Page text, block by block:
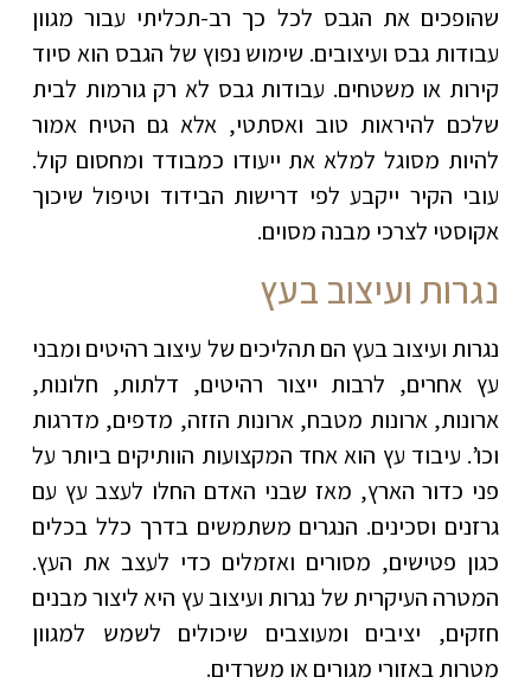
שהופכים את הגבס לכל כך רב-תכליתי עבור מגוון
עבודות גבס ועיצובים. שימוש נפוץ של הגבס הוא סיוד
קירות או משטחים. עבודות גבס לא רק גורמות לבית
שלכם להיראות טוב ואסתטי, אלא גם הטיח אמור
להיות מסוגל למלא את ייעודו כמבודד ומחסום קול.
עובי הקיר ייקבע לפי דרישות הבידוד וטיפול שיכוך
אקוסטי לצרכי מבנה מסוים.
נגרות ועיצוב בעץ
נגרות ועיצוב בעץ הם תהליכים של עיצוב רהיטים ומבני
עץ אחרים, לרבות ייצור רהיטים, דלתות, חלונות,
ארונות, ארונות מטבח, ארונות הזזה, מדפים, מדרגות
וכו’. עיבוד עץ הוא אחד המקצועות הוותיקים ביותר על
פני כדור הארץ, מאז שבני האדם החלו לעצב עץ עם
גרזנים וסכינים. הנגרים משתמשים בדרך כלל בכלים
כגון פטישים, מסורים ואזמלים כדי לעצב את העץ.
המטרה העיקרית של נגרות ועיצוב עץ היא ליצור מבנים
חזקים, יציבים ומעוצבים שיכולים לשמש למגוון
מטרות באזורי מגורים או משרדים.